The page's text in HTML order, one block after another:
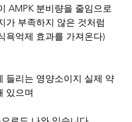
AMPK 분비량을 줄임으로
가 부족하지 않은 것처럼
욕억제 효과를 가져온다)
들리는 영양소이지 실제 약
있으며